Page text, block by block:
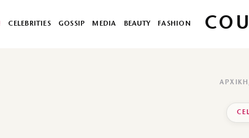
CELEBRITIES GOSSIP MEDIA BEAUTY FASHION
ΑΡΧΙΚΉ